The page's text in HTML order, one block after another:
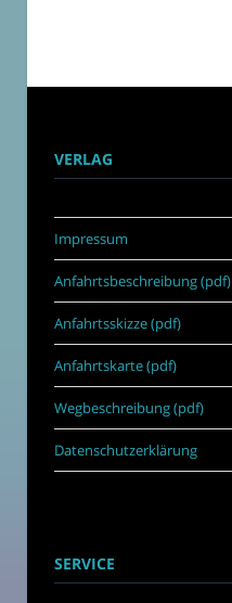
VERLAG
Impressum
Anfahrtsbeschreibung (pdf)
Anfahrtsskizze (pdf)
Anfahrtskarte (pdf)
Wegbeschreibung (pdf)
Datenschutzerklärung
SERVICE